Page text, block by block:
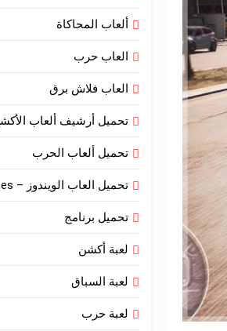
ألعاب المحاكاة
العاب حرب
العاب فلاش برق
تحميل أرشيف ألعاب
تحميل ألعاب الحرب
تحميل العاب الويندوز – download pc games
تحميل برنامج
لعبة أكشن
لعبة السباق
لعبة حرب